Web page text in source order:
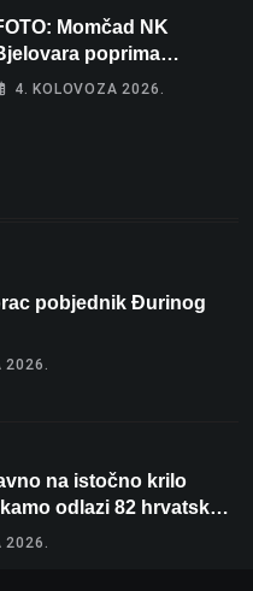
Momčad NK
poprima
izgled
4. KOLOVOZA 2026.
pobjednik Đurinog
2026.
na istočno krilo
odlazi 82 hrvatska
2026.